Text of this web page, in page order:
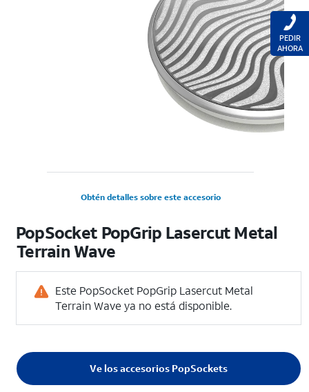
Obtén detalles sobre este accesorio
PopSocket PopGrip Lasercut Metal
Terrain Wave
Este PopSocket PopGrip Lasercut Metal
Terrain Wave ya no está disponible.
Ve los accesorios PopSockets
PEDIR
AHORA